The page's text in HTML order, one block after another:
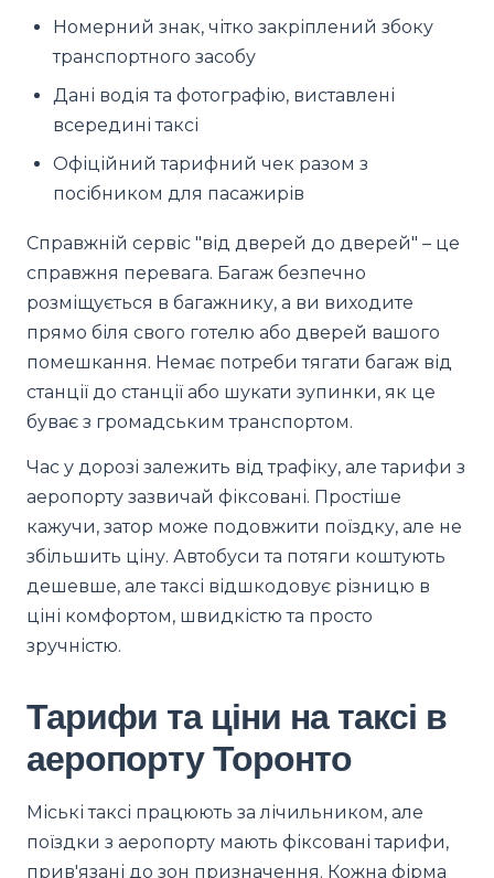
Номерний знак, чітко закріплений збоку
транспортного засобу
Дані водія та фотографію, виставлені
всередині таксі
Офіційний тарифний чек разом з
посібником для пасажирів
Справжній сервіс "від дверей до дверей" – це
справжня перевага. Багаж безпечно
розміщується в багажнику, а ви виходите
прямо біля свого готелю або дверей вашого
помешкання. Немає потреби тягати багаж від
станції до станції або шукати зупинки, як це
буває з громадським транспортом.
Час у дорозі залежить від трафіку, але тарифи з
аеропорту зазвичай фіксовані. Простіше
кажучи, затор може подовжити поїздку, але не
збільшить ціну. Автобуси та потяги коштують
дешевше, але таксі відшкодовує різницю в
ціні комфортом, швидкістю та просто
зручністю.
Тарифи та ціни на таксі в
аеропорту Торонто
Міські таксі працюють за лічильником, але
поїздки з аеропорту мають фіксовані тарифи,
прив'язані до зон призначення. Кожна фірма